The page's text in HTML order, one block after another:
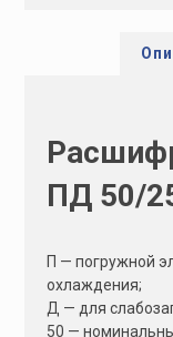
ПД 50/
П — погружной
охлаждения;
Д — для
50 —